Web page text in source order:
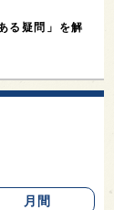
る疑問」を解
月間